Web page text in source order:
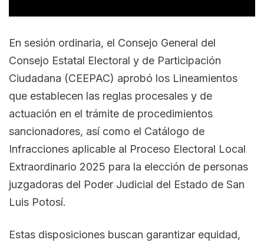
En sesión ordinaria, el Consejo General del
Consejo Estatal Electoral y de Participación
Ciudadana (CEEPAC) aprobó los Lineamientos
que establecen las reglas procesales y de
actuación en el trámite de procedimientos
sancionadores, así como el Catálogo de
Infracciones aplicable al Proceso Electoral Local
Extraordinario 2025 para la elección de personas
juzgadoras del Poder Judicial del Estado de San
Luis Potosí.
Estas disposiciones buscan garantizar equidad,